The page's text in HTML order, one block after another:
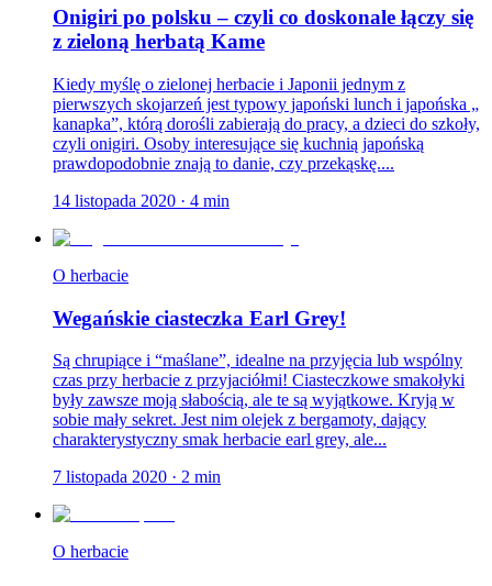
Onigiri po polsku – czyli co doskonale łączy się
z zieloną herbatą Kame
Kiedy myślę o zielonej herbacie i Japonii jednym z
pierwszych skojarzeń jest typowy japoński lunch i japońska „
kanapka”, którą dorośli zabierają do pracy, a dzieci do szkoły,
czyli onigiri. Osoby interesujące się kuchnią japońską
prawdopodobnie znają to danie, czy przekąskę....
14 listopada 2020 · 4 min
O herbacie
Wegańskie ciasteczka Earl Grey!
Są chrupiące i “maślane”, idealne na przyjęcia lub wspólny
czas przy herbacie z przyjaciółmi! Ciasteczkowe smakołyki
były zawsze moją słabością, ale te są wyjątkowe. Kryją w
sobie mały sekret. Jest nim olejek z bergamoty, dający
charakterystyczny smak herbacie earl grey, ale...
7 listopada 2020 · 2 min
O herbacie